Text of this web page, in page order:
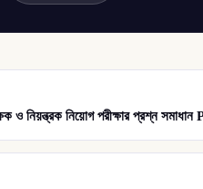
ও নিয়ন্ত্রক নিয়োগ পরীক্ষার প্রশ্ন